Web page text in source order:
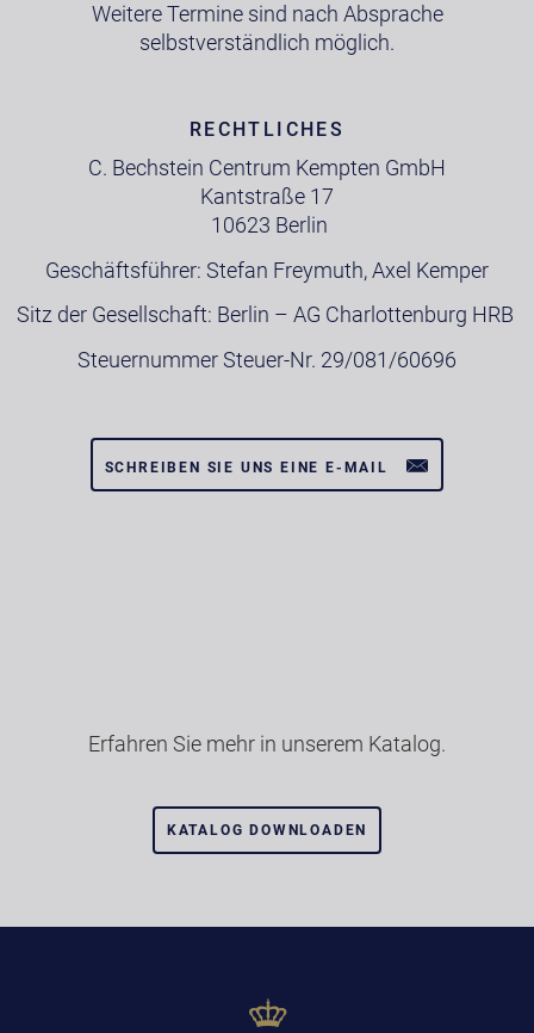
Weitere Termine sind nach Absprache
selbstverständlich möglich.
RECHTLICHES
C. Bechstein Centrum Kempten GmbH
Kantstraße 17
10623 Berlin
Geschäftsführer: Stefan Freymuth, Axel Kemper
Sitz der Gesellschaft: Berlin – AG Charlottenburg HRB
Steuernummer Steuer-Nr. 29/081/60696
SCHREIBEN SIE UNS EINE E-MAIL
Erfahren Sie mehr in unserem Katalog.
KATALOG DOWNLOADEN